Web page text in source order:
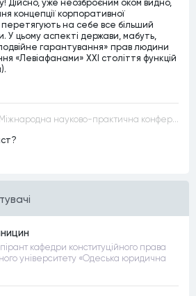
концепції корпоративної
перетягують на себе все більший
У цьому аспекті держави, мабуть,
гарантування» прав людини
«Левіафанами» ХХІ століття функцій
22 червня відбудеться Міжнародна науково-практична конференція “Конституційна демократія в умовах загроз територіальній цілісності та національній безпеці”
кафедри конституційного права
університету «Одеська юридична